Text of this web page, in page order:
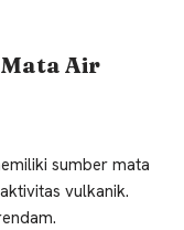
Air
sumber mata
vulkanik.